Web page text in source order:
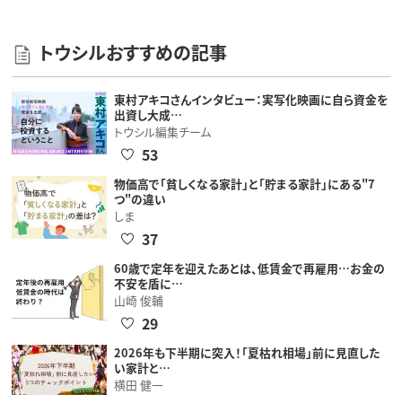
トウシルおすすめの記事
東村アキコさんインタビュー：実写化映画に自ら資金を
出資し大成…
トウシル編集チーム
53
物価高で「貧しくなる家計」と「貯まる家計」にある"7
つ"の違い
しま
37
60歳で定年を迎えたあとは、低賃金で再雇用…お金の
不安を盾に…
山崎 俊輔
29
2026年も下半期に突入！「夏枯れ相場」前に見直した
い家計と…
横田 健一